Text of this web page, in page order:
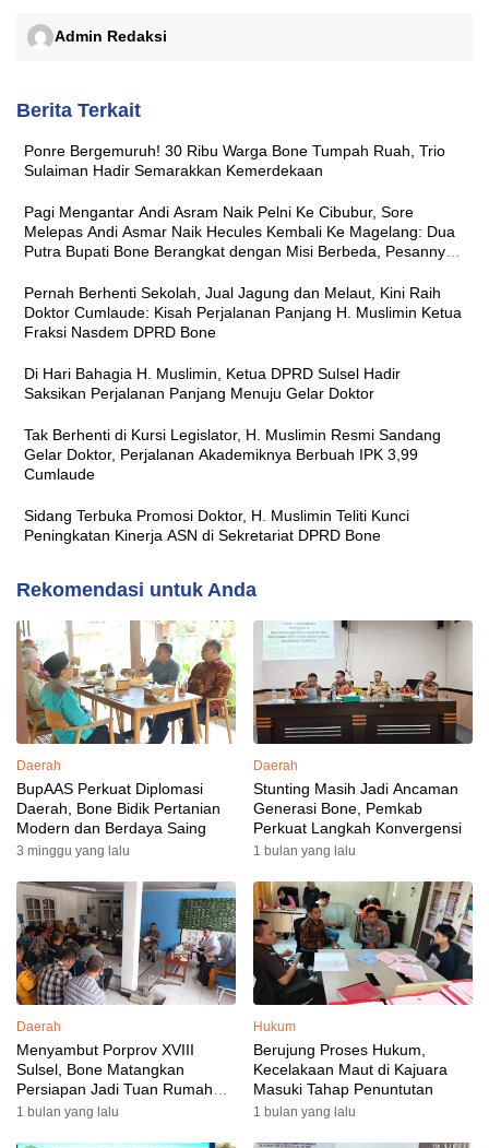
Admin Redaksi
Berita Terkait
Ponre Bergemuruh! 30 Ribu Warga Bone Tumpah Ruah, Trio
Sulaiman Hadir Semarakkan Kemerdekaan
Pagi Mengantar Andi Asram Naik Pelni Ke Cibubur, Sore
Melepas Andi Asmar Naik Hecules Kembali Ke Magelang: Dua
Putra Bupati Bone Berangkat dengan Misi Berbeda, Pesannya
Pernah Berhenti Sekolah, Jual Jagung dan Melaut, Kini Raih
Doktor Cumlaude: Kisah Perjalanan Panjang H. Muslimin Ketua
Fraksi Nasdem DPRD Bone
Di Hari Bahagia H. Muslimin, Ketua DPRD Sulsel Hadir
Saksikan Perjalanan Panjang Menuju Gelar Doktor
Tak Berhenti di Kursi Legislator, H. Muslimin Resmi Sandang
Gelar Doktor, Perjalanan Akademiknya Berbuah IPK 3,99
Cumlaude
Sidang Terbuka Promosi Doktor, H. Muslimin Teliti Kunci
Peningkatan Kinerja ASN di Sekretariat DPRD Bone
Rekomendasi untuk Anda
Daerah
BupAAS Perkuat Diplomasi
Daerah, Bone Bidik Pertanian
Modern dan Berdaya Saing
3 minggu yang lalu
Daerah
Stunting Masih Jadi Ancaman
Generasi Bone, Pemkab
Perkuat Langkah Konvergensi
1 bulan yang lalu
Daerah
Menyambut Porprov XVIII
Sulsel, Bone Matangkan
Persiapan Jadi Tuan Rumah
yang Berkesan: Wakil Bupati
1 bulan yang lalu
Hukum
Berujung Proses Hukum,
Kecelakaan Maut di Kajuara
Masuki Tahap Penuntutan
1 bulan yang lalu